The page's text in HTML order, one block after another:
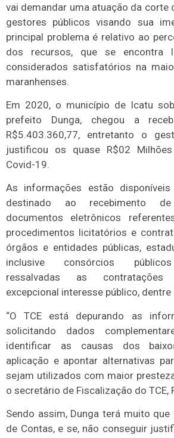
vai demandar uma atuação da corte
gestores públicos visando sua
principal problema é relativo ao
dos recursos, que se encontra
considerados satisfatórios na
maranhenses.
Em 2020, o município de Icatu
prefeito Dunga, chegou a
R$5.403.360,77, entretanto o
justificou os quase R$02
Covid-19.
As informações estão
destinado ao recebimento
documentos eletrônicos
procedimentos licitatórios e
órgãos e entidades públicas,
inclusive consórcios públicos
ressalvadas as
excepcional interesse público,
“O TCE está depurando as
solicitando dados
identificar as causas dos
aplicação e apontar alternativas
sejam utilizados com maior
o secretário de Fiscalização do TCE,
Sendo assim, Dunga terá muito que
de Contas, e se, não conseguir